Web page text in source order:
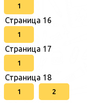
1
Страница 16
1
Страница 17
1
Страница 18
1 2